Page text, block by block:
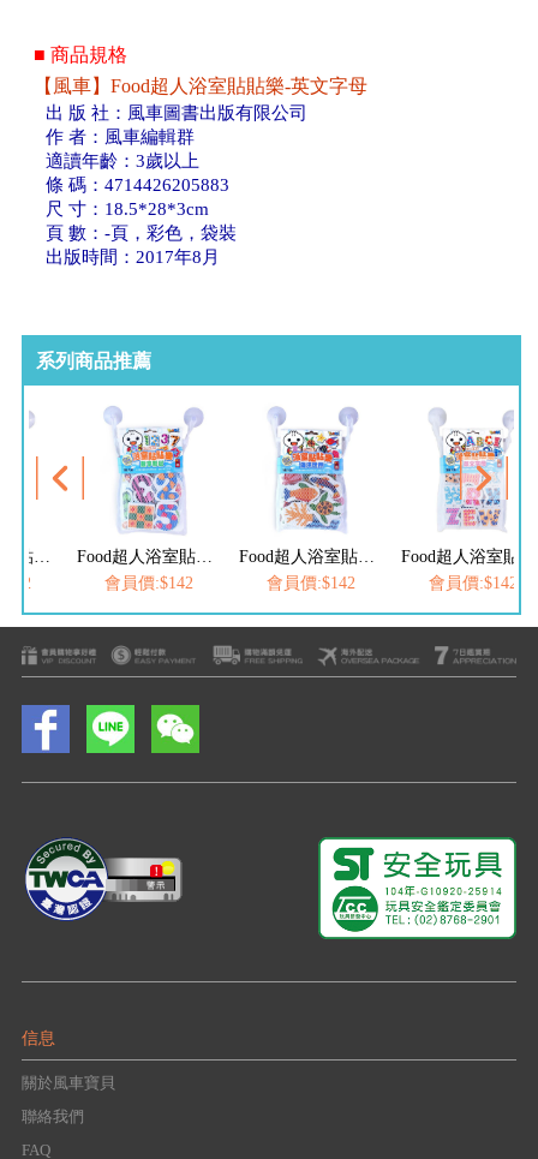
■ 商品規格
【風車】Food超人浴室貼貼樂-英文字母
出 版 社：風車圖書出版有限公司
作 者：風車編輯群
適讀年齡：3歲以上
條 碼：4714426205883
尺 寸：18.5*28*3cm
頁 數：-頁，彩色，袋裝
出版時間：2017年8月
系列商品推薦
會員價:$142
會員價:$142
會員價:$142
信息
關於風車寶貝
聯絡我們
FAQ